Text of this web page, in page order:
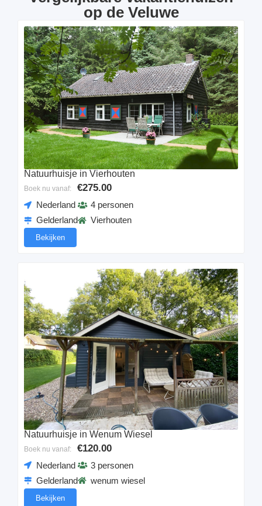
op de Veluwe
Natuurhuisje in Vierhouten
Boek nu vanaf: €275.00
Nederland
Gelderland
4 personen
Vierhouten
Bekijken
Natuurhuisje in Wenum Wiesel
Boek nu vanaf: €120.00
Nederland
Gelderland
3 personen
wenum wiesel
Bekijken